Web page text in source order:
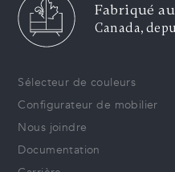
Fabriqué
Canada,
Sélecteur de couleurs
Configurateur de mobilier
Nous joindre
Documentation